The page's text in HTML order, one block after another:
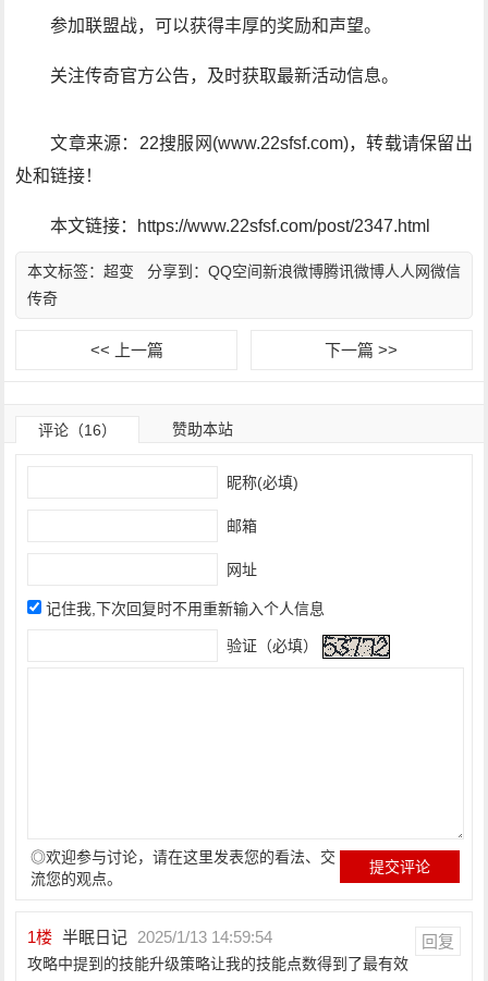
参加联盟战，可以获得丰厚的奖励和声望。
关注传奇官方公告，及时获取最新活动信息。
文章来源：22搜服网(www.22sfsf.com)，转载请保留出
处和链接！
本文链接：https://www.22sfsf.com/post/2347.html
分享到： QQ空间新浪微博腾讯微博人人网微信
本文标签：超变
传奇
<< 上一篇 下一篇 >>
评论（16） 赞助本站
昵称(必填)
邮箱
网址
记住我,下次回复时不用重新输入个人信息
验证（必填）
◎欢迎参与讨论，请在这里发表您的看法、交
流您的观点。
1楼 半眠日记 2025/1/13 14:59:54 回复
攻略中提到的技能升级策略让我的技能点数得到了最有效